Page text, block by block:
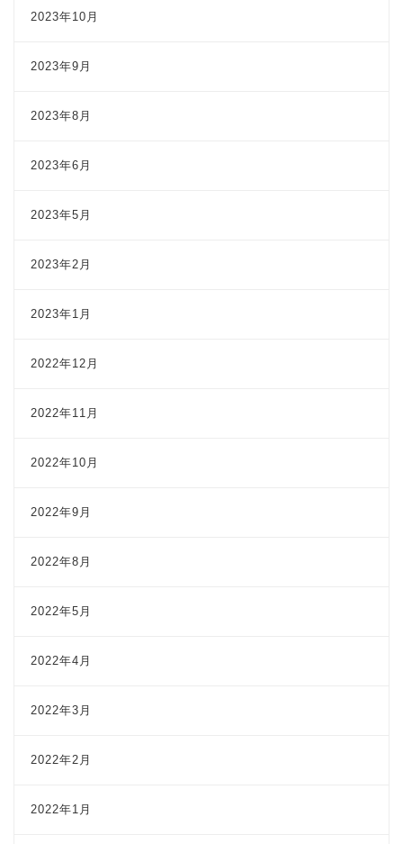
2023年10月
2023年9月
2023年8月
2023年6月
2023年5月
2023年2月
2023年1月
2022年12月
2022年11月
2022年10月
2022年9月
2022年8月
2022年5月
2022年4月
2022年3月
2022年2月
2022年1月